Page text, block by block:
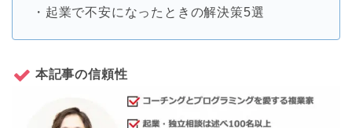
・起業で不安になったときの解決策5選
本記事の信頼性